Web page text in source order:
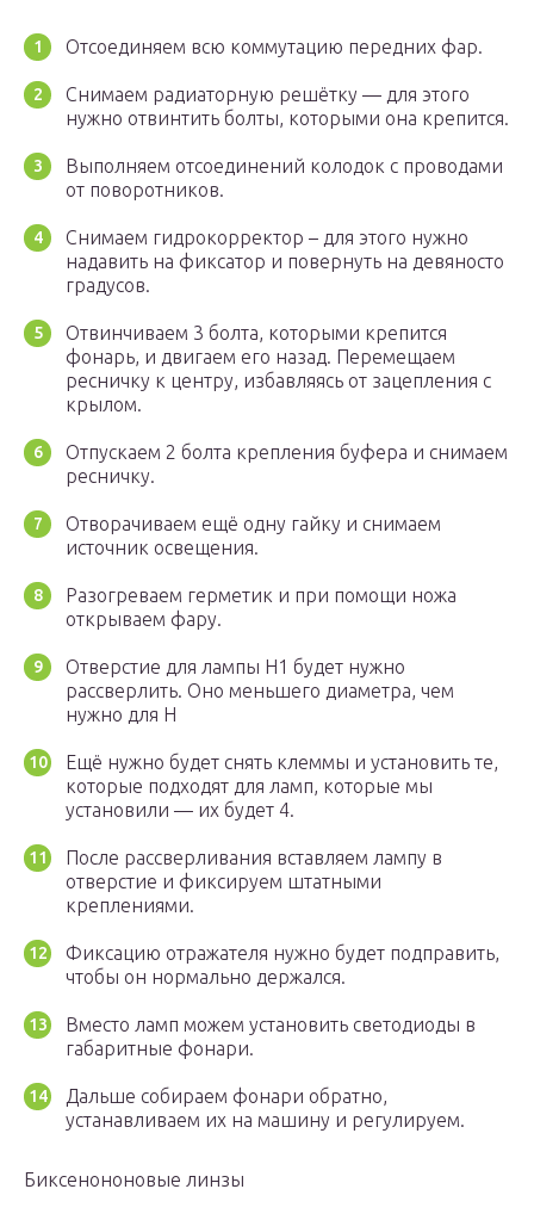
Отсоединяем всю коммутацию передних фар.
Снимаем радиаторную решётку — для этого
нужно отвинтить болты, которыми она крепится.
Выполняем отсоединений колодок с проводами
от поворотников.
Снимаем гидрокорректор – для этого нужно
надавить на фиксатор и повернуть на девяносто
градусов.
Отвинчиваем 3 болта, которыми крепится
фонарь, и двигаем его назад. Перемещаем
ресничку к центру, избавляясь от зацепления с
крылом.
Отпускаем 2 болта крепления буфера и снимаем
ресничку.
Отворачиваем ещё одну гайку и снимаем
источник освещения.
Разогреваем герметик и при помощи ножа
открываем фару.
Отверстие для лампы H1 будет нужно
рассверлить. Оно меньшего диаметра, чем
нужно для H
Ещё нужно будет снять клеммы и установить те,
которые подходят для ламп, которые мы
установили — их будет 4.
После рассверливания вставляем лампу в
отверстие и фиксируем штатными
креплениями.
Фиксацию отражателя нужно будет подправить,
чтобы он нормально держался.
Вместо ламп можем установить светодиоды в
габаритные фонари.
Дальше собираем фонари обратно,
устанавливаем их на машину и регулируем.
Биксенононовые линзы